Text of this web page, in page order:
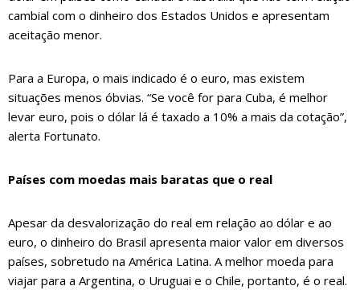
cambial com o dinheiro dos Estados Unidos e apresentam
aceitação menor.
Para a Europa, o mais indicado é o euro, mas existem
situações menos óbvias. “Se você for para Cuba, é melhor
levar euro, pois o dólar lá é taxado a 10% a mais da cotação”,
alerta Fortunato.
Países com moedas mais baratas que o real
Apesar da desvalorização do real em relação ao dólar e ao
euro, o dinheiro do Brasil apresenta maior valor em diversos
países, sobretudo na América Latina. A melhor moeda para
viajar para a Argentina, o Uruguai e o Chile, portanto, é o real.